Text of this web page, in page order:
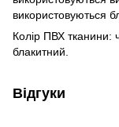
використовуються
Колір ПВХ тканини:
блакитний.
Відгуки